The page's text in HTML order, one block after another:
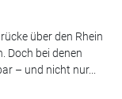
über den Rhein
Doch bei denen
– und nicht nur...